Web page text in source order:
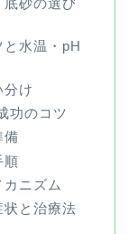
砂の選び
水温・pH
分け
功のコツ
備
順
ニズム
状と治療法